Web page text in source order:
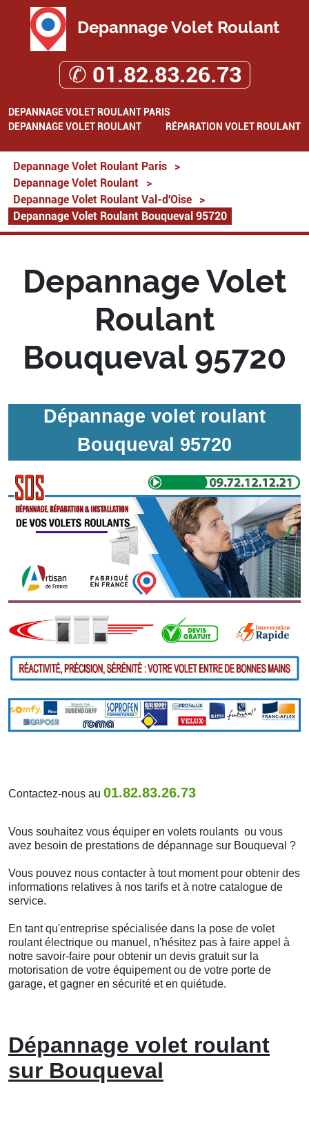
Depannage Volet Roulant
✆ 01.82.83.26.73
DEPANNAGE VOLET ROULANT PARIS
DEPANNAGE VOLET ROULANT
RÉPARATION VOLET ROULANT
Depannage Volet Roulant Paris
>
Depannage Volet Roulant
>
Depannage Volet Roulant Val-d'Oise
>
Depannage Volet Roulant Bouqueval 95720
Depannage Volet
Roulant
Bouqueval 95720
Dépannage volet roulant
Bouqueval 95720
Contactez-nous au 01.82.83.26.73
Vous souhaitez vous équiper en volets roulants ou vous
avez besoin de prestations de dépannage sur Bouqueval ?
Vous pouvez nous contacter à tout moment pour obtenir des
informations relatives à nos tarifs et à notre catalogue de
service.
En tant qu'entreprise spécialisée dans la pose de volet
roulant électrique ou manuel, n'hésitez pas à faire appel à
notre savoir-faire pour obtenir un devis gratuit sur la
motorisation de votre équipement ou de votre porte de
garage, et gagner en sécurité et en quiétude.
Dépannage volet roulant
sur Bouqueval